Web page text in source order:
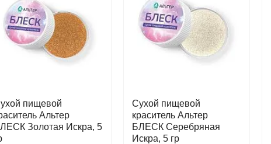
пищевой
Альтер
Золотая Искра, 5
Сухой пищевой
краситель Альтер
БЛЕСК Серебряная
Искра, 5 гр